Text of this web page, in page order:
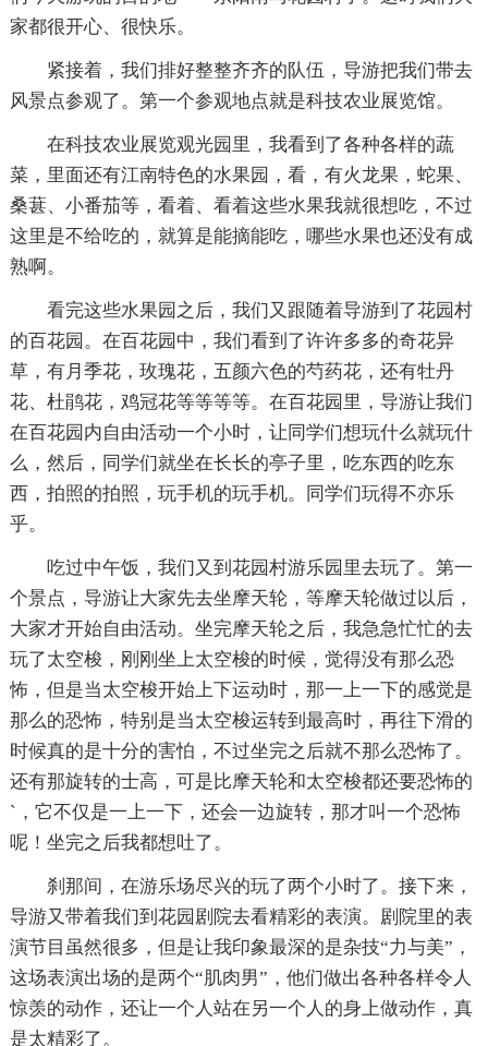
家都很开心、很快乐。
紧接着，我们排好整整齐齐的队伍，导游把我们带去
风景点参观了。第一个参观地点就是科技农业展览馆。
在科技农业展览观光园里，我看到了各种各样的蔬
菜，里面还有江南特色的水果园，看，有火龙果，蛇果、
桑葚、小番茄等，看着、看着这些水果我就很想吃，不过
这里是不给吃的，就算是能摘能吃，哪些水果也还没有成
熟啊。
看完这些水果园之后，我们又跟随着导游到了花园村
的百花园。在百花园中，我们看到了许许多多的奇花异
草，有月季花，玫瑰花，五颜六色的芍药花，还有牡丹
花、杜鹃花，鸡冠花等等等等。在百花园里，导游让我们
在百花园内自由活动一个小时，让同学们想玩什么就玩什
么，然后，同学们就坐在长长的亭子里，吃东西的吃东
西，拍照的拍照，玩手机的玩手机。同学们玩得不亦乐
乎。
吃过中午饭，我们又到花园村游乐园里去玩了。第一
个景点，导游让大家先去坐摩天轮，等摩天轮做过以后，
大家才开始自由活动。坐完摩天轮之后，我急急忙忙的去
玩了太空梭，刚刚坐上太空梭的时候，觉得没有那么恐
怖，但是当太空梭开始上下运动时，那一上一下的感觉是
那么的恐怖，特别是当太空梭运转到最高时，再往下滑的
时候真的是十分的害怕，不过坐完之后就不那么恐怖了。
还有那旋转的士高，可是比摩天轮和太空梭都还要恐怖的
`，它不仅是一上一下，还会一边旋转，那才叫一个恐怖
呢！坐完之后我都想吐了。
刹那间，在游乐场尽兴的玩了两个小时了。接下来，
导游又带着我们到花园剧院去看精彩的表演。剧院里的表
演节目虽然很多，但是让我印象最深的是杂技“力与美”，
这场表演出场的是两个“肌肉男”，他们做出各种各样令人
惊羡的动作，还让一个人站在另一个人的身上做动作，真
是太精彩了。